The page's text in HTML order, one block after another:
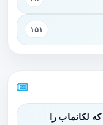
۱۵۱
لکانماب را